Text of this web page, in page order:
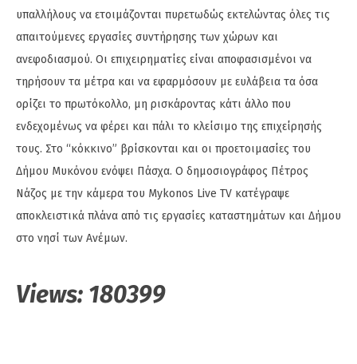
υπαλλήλους να ετοιμάζονται πυρετωδώς εκτελώντας όλες τις
απαιτούμενες εργασίες συντήρησης των χώρων και
ανεφοδιασμού. Οι επιχειρηματίες είναι αποφασισμένοι να
τηρήσουν τα μέτρα και να εφαρμόσουν με ευλάβεια τα όσα
ορίζει το πρωτόκολλο, μη ρισκάροντας κάτι άλλο που
ενδεχομένως να φέρει και πάλι το κλείσιμο της επιχείρησής
τους. Στο “κόκκινο” βρίσκονται και οι προετοιμασίες του
Δήμου Μυκόνου ενόψει Πάσχα. Ο δημοσιογράφος Πέτρος
Νάζος με την κάμερα του Mykonos Live TV κατέγραψε
αποκλειστικά πλάνα από τις εργασίες καταστημάτων και Δήμου
στο νησί των Ανέμων.
Views: 180399